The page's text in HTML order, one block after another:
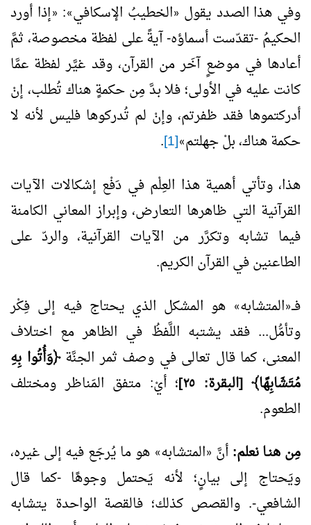
وفي هذا الصدد يقول «الخطيبُ الإسكافي»
:
«إذا أورد
الحكيمُ -تقدّست أسماؤه- آيةً على لفظة مخصوصة، ثمَّ
أعادها في موضعٍ آخَر من القرآن، وقد غيَّر لفظة عمَّا
كانت عليه في الأولى؛ فلا بدَّ مِن حكمةٍ هناك تُطلب، إنْ
أدركتموها فقد ظفرتم، وإنْ لم تُدركوها فليس لأنه لا
حكمة هناك، بلْ جهلتم»
[1]
.
هذا، وتأتي أهمية هذا العِلْم في دَفْع إشكالات الآيات
القرآنية التي ظاهرها التعارض، وإبراز المعاني الكامنة
فيما تشابه وتكرَّر من الآيات القرآنية، والردّ على
الطاعنين في القرآن الكريم.
فــ«المتشابه»
هو المشكل الذي يحتاج فيه إلى فِكْر
وتأمُّل... فقد يشتبه اللَّفظُ في الظاهر مع اختلاف
المعنى، كما قال تعالى في وصف ثمر الجنَّة﴿وَأُتُوا بِهِ
مُتَشَابِهًا﴾ [البقرة: ٢٥]
؛ أيْ: متفق المَناظر ومختلف
الطعوم.
مِن هنـا نعلم:أنَّ «المتشابه» هو ما يُرجَع فيه إلى غيره،
ويَحتاج إلى بيانٍ؛ لأنه يَحتمل وجوهًا -كما قال
الشافعي-. والقصص كذلك؛ فالقصة الواحدة يتشابه